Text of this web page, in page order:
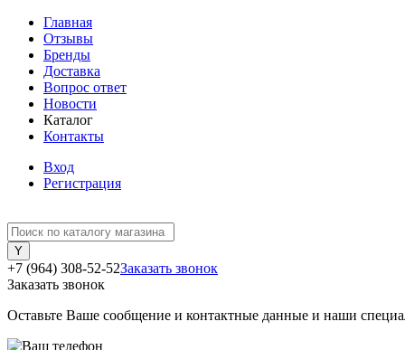
Главная
Отзывы
Бренды
Доставка
Вопрос ответ
Новости
Каталог
Контакты
Вход
Регистрация
+7 (964) 308-52-52Заказать звонок
Заказать звонок
Оставьте Ваше сообщение и контактные данные и наши